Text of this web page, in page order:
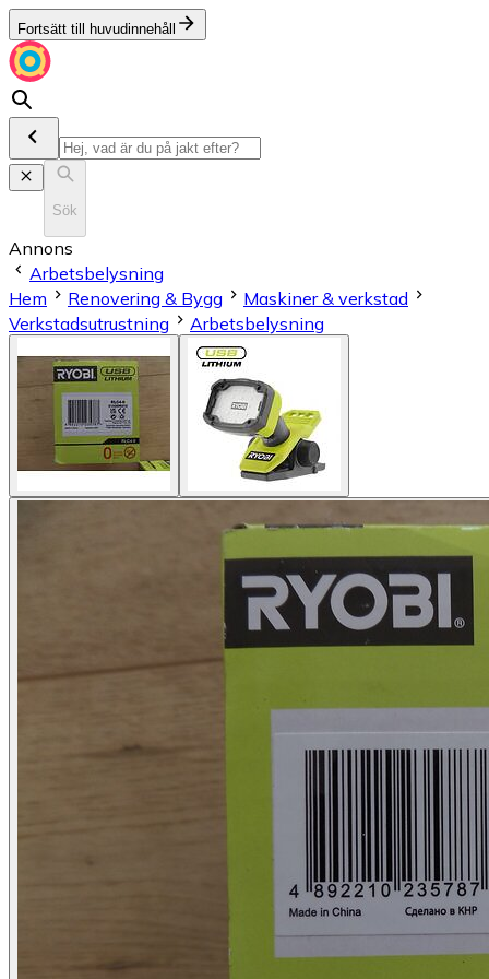
Fortsätt till huvudinnehåll
Sök
Annons
Arbetsbelysning
Hem
Renovering & Bygg
Maskiner & verkstad
Verkstadsutrustning
Arbetsbelysning